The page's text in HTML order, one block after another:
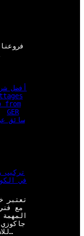
أفضل
from
GER
سائق
تركيب
في
تعتبر
مع
للاستخدام في أي وقت. فنيون…